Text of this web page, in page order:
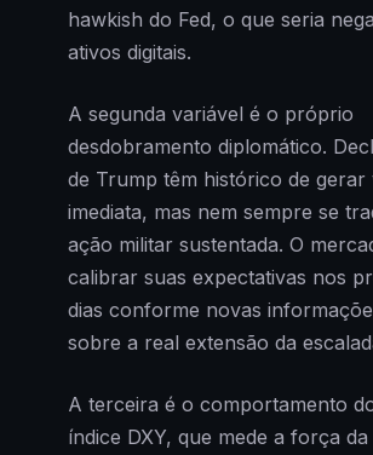
hawkish do Fed, o que seria
ativos digitais.
A segunda variável é o próprio
desdobramento diplomático.
de Trump têm histórico de gerar
imediata, mas nem sempre se
ação militar sustentada. O
calibrar suas expectativas nos
dias conforme novas
sobre a real extensão da
A terceira é o comportamento
índice DXY, que mede a força da